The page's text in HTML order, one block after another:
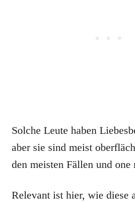
Solche Leute haben
aber sie sind meist
den meisten Fällen und one
Relevant ist hier, wie diese